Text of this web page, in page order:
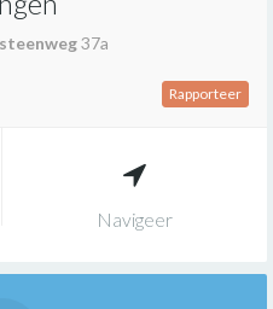
37a
Rapporteer
Navigeer